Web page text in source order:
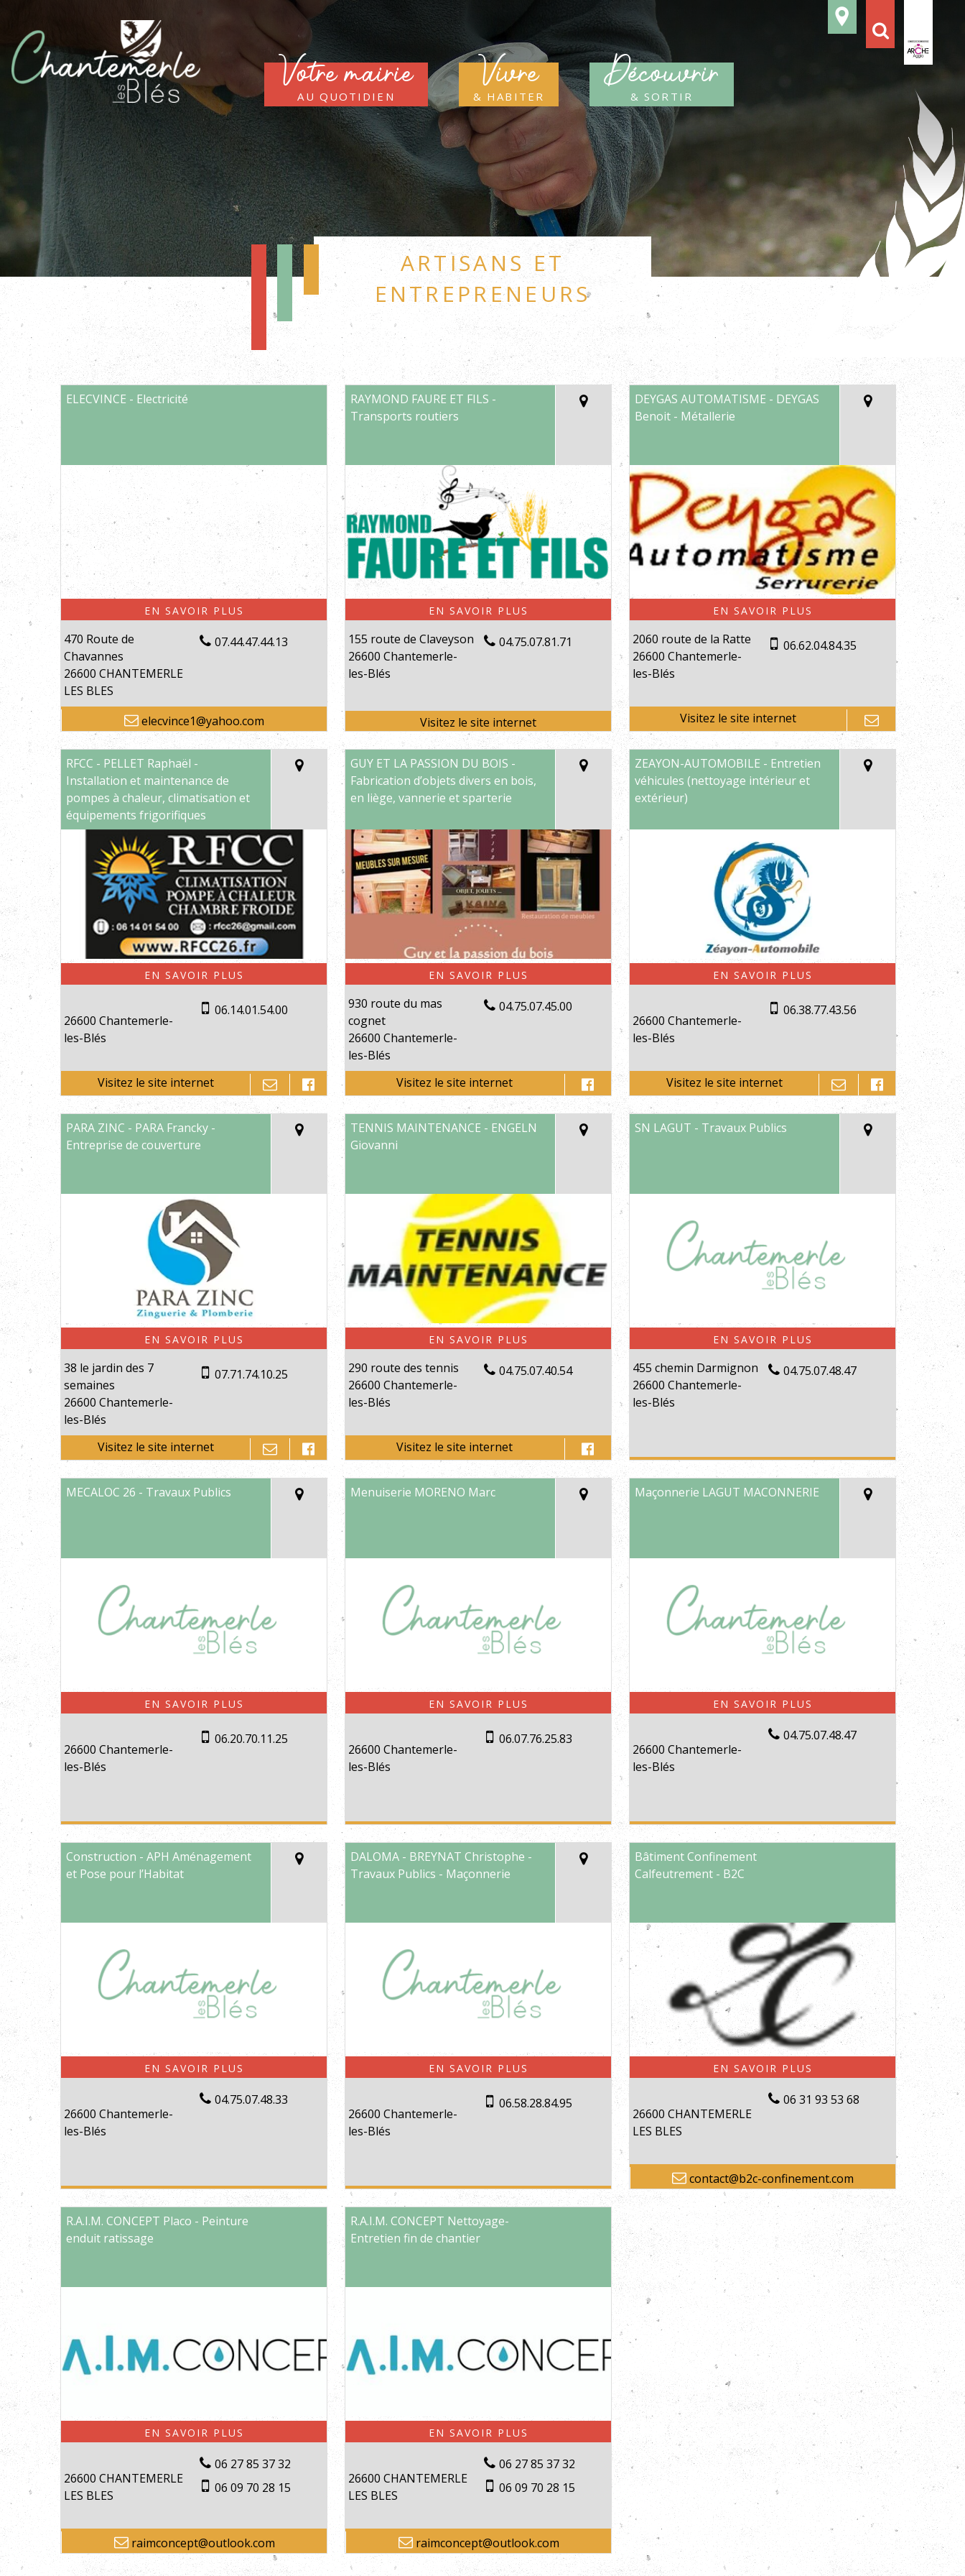
Votre mairie
au quotidien
Vivre
& habiter
Découvrir
& sortir
Artisans et
entrepreneurs
ELECVINCE - Electricité
470 Route de
Chavannes
26600 CHANTEMERLE
LES BLES
07.44.47.44.13
elecvince1@yahoo.com
RAYMOND FAURE ET FILS -
Transports routiers
155 route de Claveyson
26600 Chantemerle-
les-Blés
04.75.07.81.71
DEYGAS AUTOMATISME - DEYGAS
Benoit - Métallerie
2060 route de la Ratte
26600 Chantemerle-
les-Blés
06.62.04.84.35
RFCC - PELLET Raphaël -
Installation et maintenance de
pompes à chaleur, climatisation et
équipements frigorifiques
26600 Chantemerle-
les-Blés
06.14.01.54.00
GUY ET LA PASSION DU BOIS -
Fabrication d’objets divers en bois,
en liège, vannerie et sparterie
930 route du mas
cognet
26600 Chantemerle-
les-Blés
04.75.07.45.00
ZEAYON-AUTOMOBILE - Entretien
véhicules (nettoyage intérieur et
extérieur)
26600 Chantemerle-
les-Blés
06.38.77.43.56
PARA ZINC - PARA Francky -
Entreprise de couverture
38 le jardin des 7
semaines
26600 Chantemerle-
les-Blés
07.71.74.10.25
TENNIS MAINTENANCE - ENGELN
Giovanni
290 route des tennis
26600 Chantemerle-
les-Blés
04.75.07.40.54
SN LAGUT - Travaux Publics
455 chemin Darmignon
26600 Chantemerle-
les-Blés
04.75.07.48.47
MECALOC 26 - Travaux Publics
26600 Chantemerle-
les-Blés
06.20.70.11.25
Menuiserie MORENO Marc
26600 Chantemerle-
les-Blés
06.07.76.25.83
Maçonnerie LAGUT MACONNERIE
26600 Chantemerle-
les-Blés
04.75.07.48.47
Construction - APH Aménagement
et Pose pour l’Habitat
26600 Chantemerle-
les-Blés
04.75.07.48.33
DALOMA - BREYNAT Christophe -
Travaux Publics - Maçonnerie
26600 Chantemerle-
les-Blés
06.58.28.84.95
Bâtiment Confinement
Calfeutrement - B2C
26600 CHANTEMERLE
LES BLES
06 31 93 53 68
contact@b2c-confinement.com
R.A.I.M. CONCEPT Placo - Peinture
enduit ratissage
26600 CHANTEMERLE
LES BLES
06 27 85 37 32
06 09 70 28 15
raimconcept@outlook.com
R.A.I.M. CONCEPT Nettoyage-
Entretien fin de chantier
26600 CHANTEMERLE
LES BLES
06 27 85 37 32
06 09 70 28 15
raimconcept@outlook.com